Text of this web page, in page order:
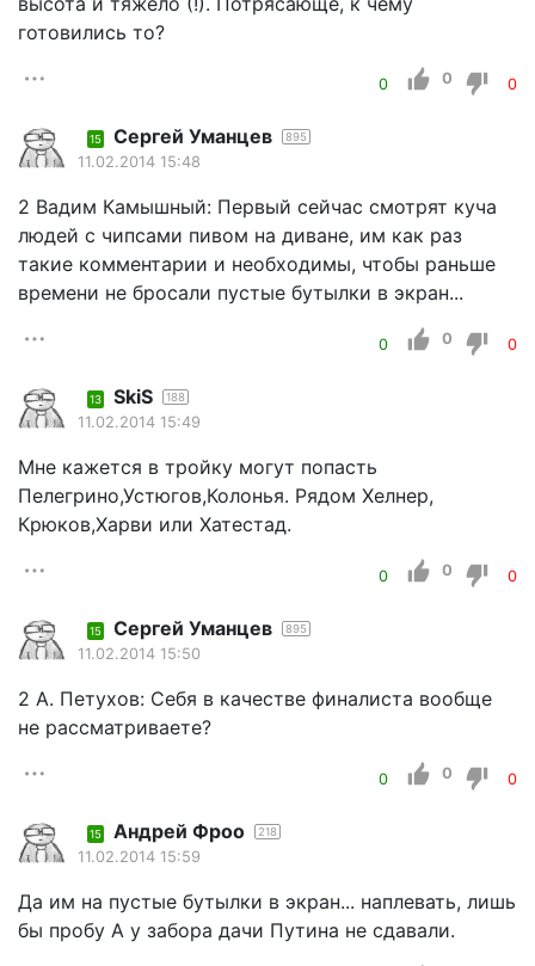
готовились то?
0 0 0
15 Cергей Уманцев 895
11.02.2014 15:48
2 Вадим Камышный: Первый сейчас смотрят куча
людей с чипсами пивом на диване, им как раз
такие комментарии и необходимы, чтобы раньше
времени не бросали пустые бутылки в экран...
0 0 0
13 SkiS 188
11.02.2014 15:49
Мне кажется в тройку могут попасть
Пелегрино,Устюгов,Колонья. Рядом Хелнер,
Крюков,Харви или Хатестад.
0 0 0
15 Cергей Уманцев 895
11.02.2014 15:50
2 A. Петухов: Себя в качестве финалиста вообще
не рассматриваете?
0 0 0
15 Андрей Фроо 218
11.02.2014 15:59
Да им на пустые бутылки в экран... наплевать, лишь
бы пробу А у забора дачи Путина не сдавали.